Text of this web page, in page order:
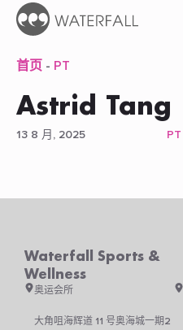
首页 - PT
Astrid Tang
13 8 月, 2025 PT
Waterfall Sports &
Wellness
奥运会所
大角咀海辉道 11 号奥海城一期2